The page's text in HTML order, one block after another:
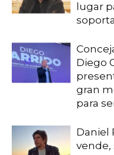
lugar
Diego
gran
para
Daniel
vende,